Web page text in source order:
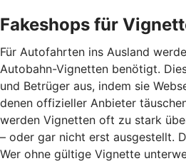
Fakeshops für
Für Autofahrten ins Ausland
Autobahn-Vignetten benötigt.
und Betrüger aus, indem sie
denen offizieller Anbieter
werden Vignetten oft zu stark
– oder gar nicht erst ausgestellt.
Wer ohne gültige Vignette